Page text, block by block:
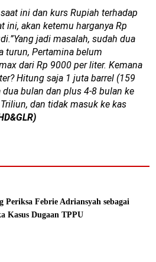
ini dan kurs Rupiah terhadap
ini, akan ketemu harganya Rp
jadi masalah, sudah dua
turun, Pertamina belum
dari Rp 9000 per liter. Kemana
Hitung saja 1 juta barrel (159
bulan dan plus 4-8 bulan ke
dan tidak masuk ke kas
)
Periksa Febrie Adriansyah sebagai
Kasus Dugaan TPPU